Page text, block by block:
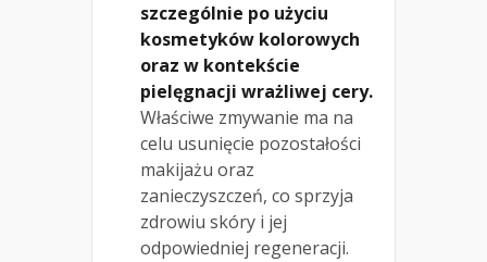
szczególnie po użyciu
kosmetyków kolorowych
oraz w kontekście
pielęgnacji wrażliwej cery.
Właściwe zmywanie ma na
celu usunięcie pozostałości
makijażu oraz
zanieczyszczeń, co sprzyja
zdrowiu skóry i jej
odpowiedniej regeneracji.